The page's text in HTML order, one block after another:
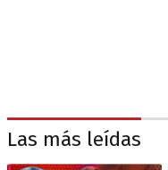
Las más leídas